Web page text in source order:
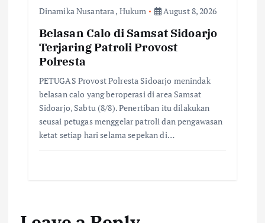
Dinamika Nusantara, Hukum August 8, 2026
Belasan Calo di Samsat Sidoarjo
Terjaring Patroli Provost
Polresta
PETUGAS Provost Polresta Sidoarjo menindak
belasan calo yang beroperasi di area Samsat
Sidoarjo, Sabtu (8/8). Penertiban itu dilakukan
seusai petugas menggelar patroli dan pengawasan
ketat setiap hari selama sepekan di…